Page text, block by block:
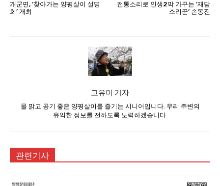
개군면, ‘찾아가는 양평살이 설명
회’ 개최
전통소리로 인생2막 가꾸는 ‘재담
소리꾼’ 손동진
고유미 기자
물 맑고 공기 좋은 양평살이를 즐기는 시니어입니다. 우리 주변의
유익한 정보를 전하도록 노력하겠습니다.
관련기사